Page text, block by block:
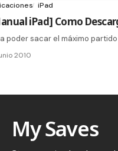
iPad
iPad] Como
poder sacar el máximo
2010
My Saves